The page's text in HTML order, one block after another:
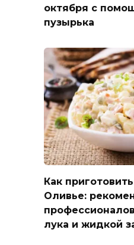
октября с
пузырька
Как
Оливье:
лука и жидкой